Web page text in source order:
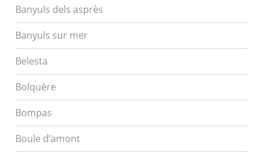
Banyuls dels asprès
Banyuls sur mer
Belesta
Bolquère
Bompas
Boule d’amont